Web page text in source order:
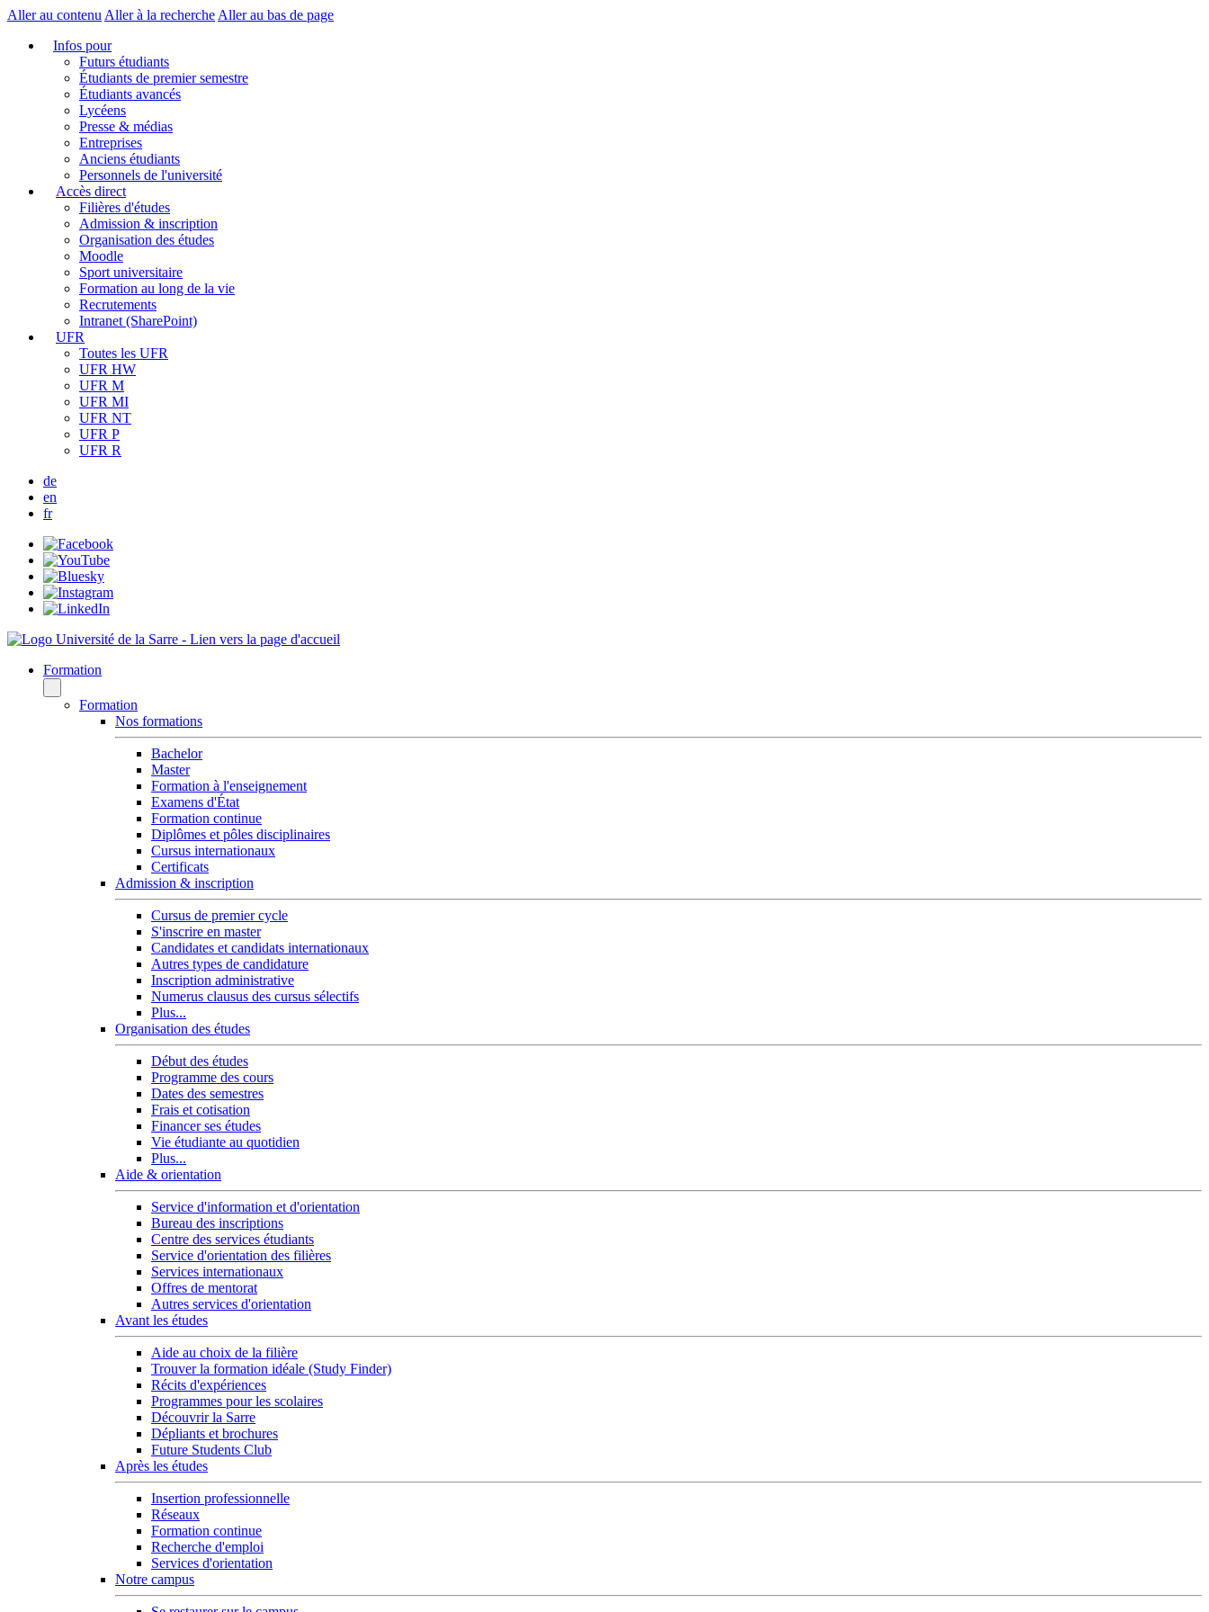
Aller au contenu Aller à la recherche Aller au bas de page
Infos pour
Futurs étudiants
Étudiants de premier semestre
Étudiants avancés
Lycéens
Presse & médias
Entreprises
Anciens étudiants
Personnels de l'université
Accès direct
Filières d'études
Admission & inscription
Organisation des études
Moodle
Sport universitaire
Formation au long de la vie
Recrutements
Intranet (SharePoint)
UFR
Toutes les UFR
UFR HW
UFR M
UFR MI
UFR NT
UFR P
UFR R
de
en
fr
Formation
Formation
Nos formations
Bachelor
Master
Formation à l'enseignement
Examens d'État
Formation continue
Diplômes et pôles disciplinaires
Cursus internationaux
Certificats
Admission & inscription
Cursus de premier cycle
S'inscrire en master
Candidates et candidats internationaux
Autres types de candidature
Inscription administrative
Numerus clausus des cursus sélectifs
Plus...
Organisation des études
Début des études
Programme des cours
Dates des semestres
Frais et cotisation
Financer ses études
Vie étudiante au quotidien
Plus...
Aide & orientation
Service d'information et d'orientation
Bureau des inscriptions
Centre des services étudiants
Service d'orientation des filières
Services internationaux
Offres de mentorat
Autres services d'orientation
Avant les études
Aide au choix de la filière
Trouver la formation idéale (Study Finder)
Récits d'expériences
Programmes pour les scolaires
Découvrir la Sarre
Dépliants et brochures
Future Students Club
Après les études
Insertion professionnelle
Réseaux
Formation continue
Recherche d'emploi
Services d'orientation
Notre campus